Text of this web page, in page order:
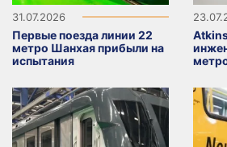
31.07.2026
Первые поезда линии 22
метро Шанхая прибыли на
испытания